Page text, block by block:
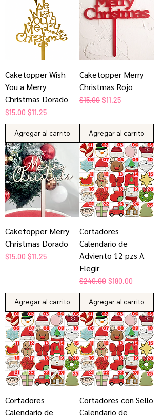
Caketopper Wish
You a Merry
Christmas Dorado
Precio
$15.00 Precio de oferta
$11.25
Agregar al carrito
Caketopper Merry
Christmas Rojo
Precio
$15.00 Precio de oferta
$11.25
Agregar al carrito
Caketopper Merry
Christmas Dorado
Precio
$15.00 Precio de oferta
$11.25
Agregar al carrito
Cortadores
Calendario de
Adviento 12 pzs A
Elegir
Precio
$240.00 Precio de oferta
$180.00
Agregar al carrito
Cortadores
Calendario de
Cortadores con Sello
Calendario de